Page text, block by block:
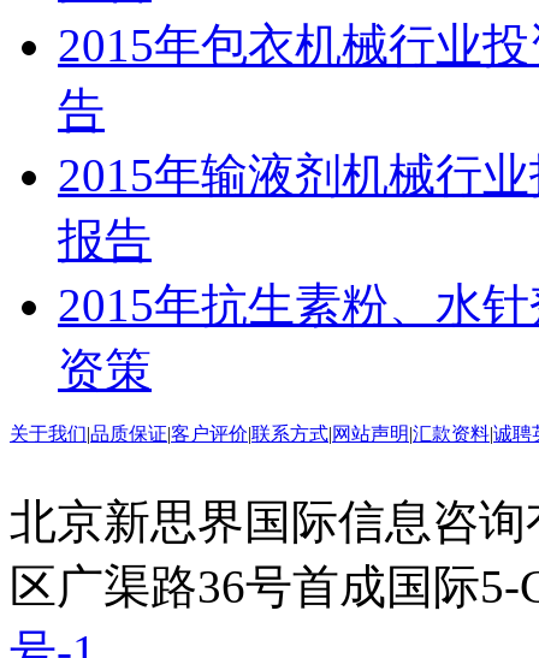
2015年包衣机械行业
告
2015年输液剂机械行
报告
2015年抗生素粉、水
资策
关于我们|品质保证|客户评价|联系方式|网站声明|汇款资料|诚聘
北京新思界国际信息咨
区广渠路36号首成国际